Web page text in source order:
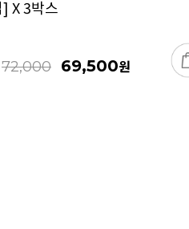
X 3박스
72,000 69,500원